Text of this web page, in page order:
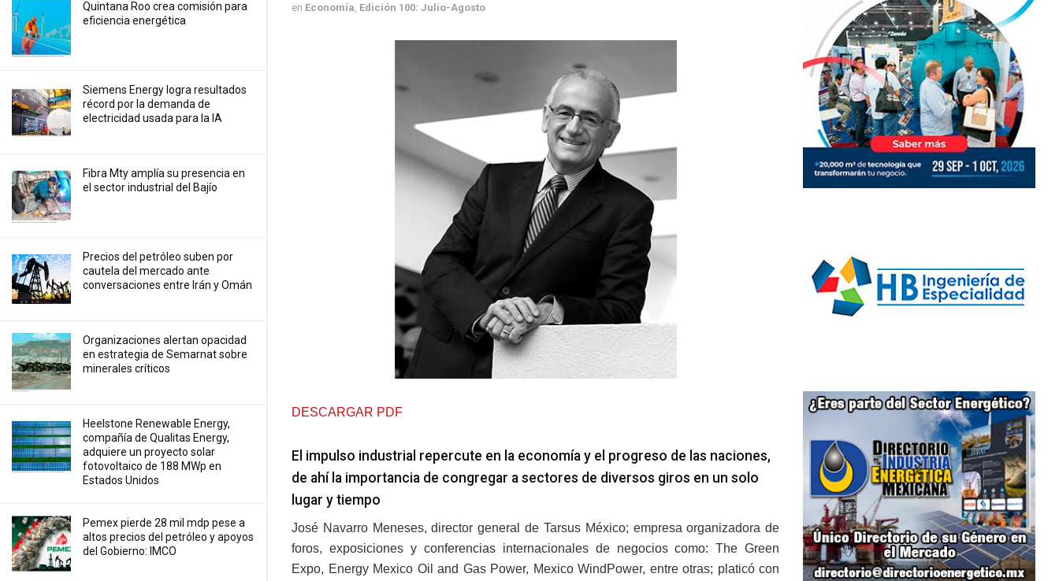
Quintana Roo crea comisión para
eficiencia energética
Siemens Energy logra resultados
récord por la demanda de
electricidad usada para la IA
Fibra Mty amplía su presencia en
el sector industrial del Bajío
Precios ⁠del petróleo suben por
cautela del mercado ante
conversaciones entre Irán y Omán
Organizaciones alertan opacidad
en estrategia de Semarnat sobre
minerales críticos
Heelstone Renewable Energy,
compañía de Qualitas Energy,
adquiere un proyecto solar
fotovoltaico de 188 MWp en
Estados Unidos
Pemex pierde 28 mil mdp pese a
altos precios del petróleo y apoyos
del Gobierno: IMCO
en Economía Edición 100: Julio-Agosto
DESCARGAR PDF
El impulso industrial repercute en la economía y el progreso de las naciones,
de ahí la importancia de congregar a sectores de diversos giros en un solo
lugar y tiempo
José Navarro Meneses, director general de Tarsus México; empresa organizadora de
foros, exposiciones y conferencias internacionales de negocios como: The Green
Expo, Energy Mexico Oil and Gas Power, Mexico WindPower, entre otras; platicó con